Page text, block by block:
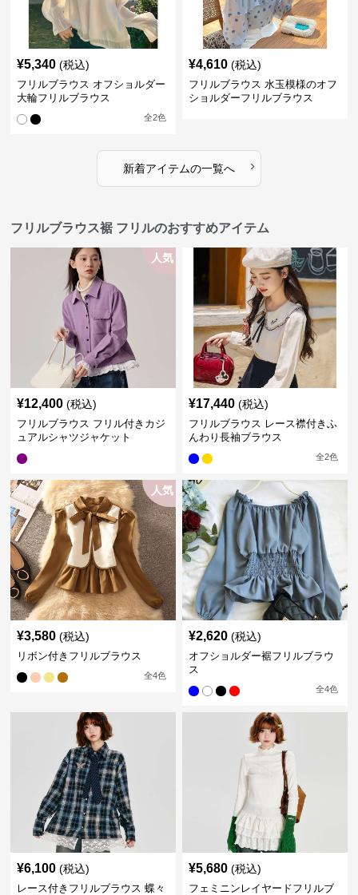
¥5,340 (税込)
フリルブラウス オフショルダー
大輪フリルブラウス
全2色
¥4,610 (税込)
フリルブラウス 水玉模様のオフ
ショルダーフリルブラウス
新着アイテムの一覧へ ›
フリルブラウス裾 フリルのおすすめアイテム
人気
¥12,400 (税込)
フリルブラウス フリル付きカジ
ュアルシャツジャケット
¥17,440 (税込)
フリルブラウス レース襟付きふ
んわり長袖ブラウス
全2色
人気
¥3,580 (税込)
リボン付きフリルブラウス
全4色
¥2,620 (税込)
オフショルダー裾フリルブラウ
ス
全4色
¥6,100 (税込)
レース付きフリルブラウス 蝶々
¥5,680 (税込)
フェミニンレイヤードフリルブ